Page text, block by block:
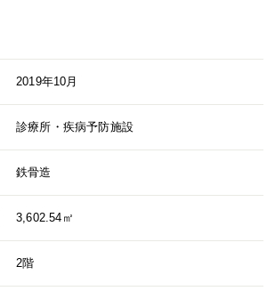
2019年10月
診療所・疾病予防施設
鉄骨造
3,602.54㎡
2階